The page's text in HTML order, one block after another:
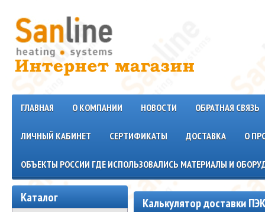
ГЛАВНАЯ О КОМПАНИИ НОВОСТИ ОБРАТНАЯ СВЯЗЬ
ЛИЧНЫЙ КАБИНЕТ СЕРТИФИКАТЫ ДОСТАВКА О
ОБЪЕКТЫ РОССИИ ГДЕ ИСПОЛЬЗОВАЛИСЬ МАТЕРИАЛЫ И
Каталог Калькулятор доставки